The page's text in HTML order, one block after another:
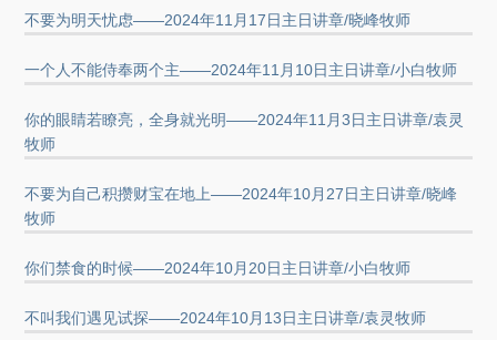
不要为明天忧虑——2024年11月17日主日讲章/晓峰牧师
一个人不能侍奉两个主——2024年11月10日主日讲章/小白牧师
你的眼睛若瞭亮，全身就光明——2024年11月3日主日讲章/袁灵
牧师
不要为自己积攒财宝在地上——2024年10月27日主日讲章/晓峰
牧师
你们禁食的时候——2024年10月20日主日讲章/小白牧师
不叫我们遇见试探——2024年10月13日主日讲章/袁灵牧师